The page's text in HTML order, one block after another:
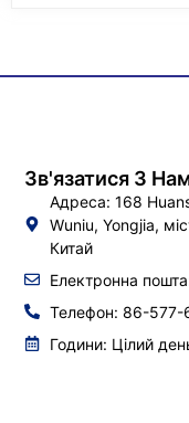
Зв'язатися З
Адреса: 168
Wuniu, Yongjia,
Китай
Електронна
Телефон: 86-
Години: Цілий